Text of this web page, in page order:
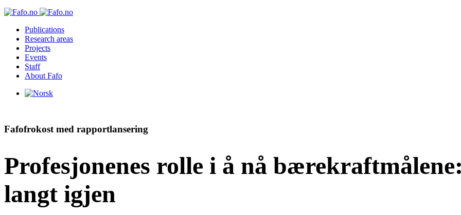
Publications
Research areas
Projects
Events
Staff
About Fafo
Fafofrokost med rapportlansering
Profesjonenes rolle i å nå
langt igjen